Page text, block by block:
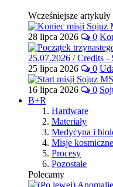
Wcześniejsze artykuły
28 lipca 2026 0
25 lipca 2026 0
16 lipca 2026 0
B+R
Hardware
Materiały
Medycyna i
Misje kosmiczne
Procesy
Pozostałe
Polecamy